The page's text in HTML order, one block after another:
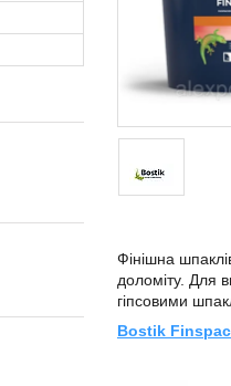
Фінішна
доломіту. Для
гіпсовими
Bostik